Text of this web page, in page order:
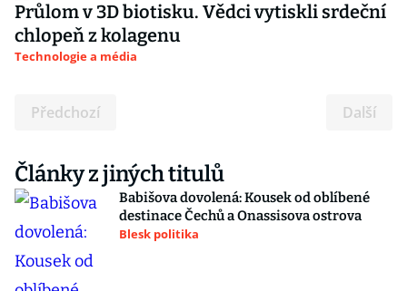
Průlom v 3D biotisku. Vědci vytiskli srdeční
chlopeň z kolagenu
Technologie a média
Předchozí Další
Články z jiných titulů
Babišova dovolená: Kousek od oblíbené
destinace Čechů a Onassisova ostrova
Blesk politika